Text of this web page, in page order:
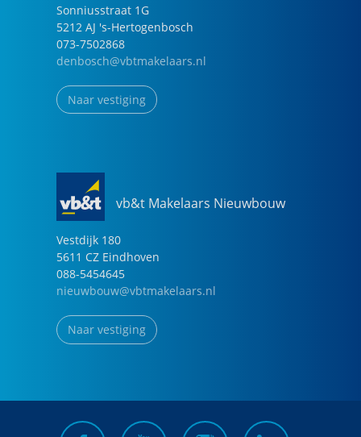
Sonniusstraat 1G
5212 AJ 's-Hertogenbosch
073-7502868
denbosch@vbtmakelaars.nl
Naar vestiging
vb&t Makelaars Nieuwbouw
Vestdijk 180
5611 CZ Eindhoven
088-5454645
nieuwbouw@vbtmakelaars.nl
Naar vestiging